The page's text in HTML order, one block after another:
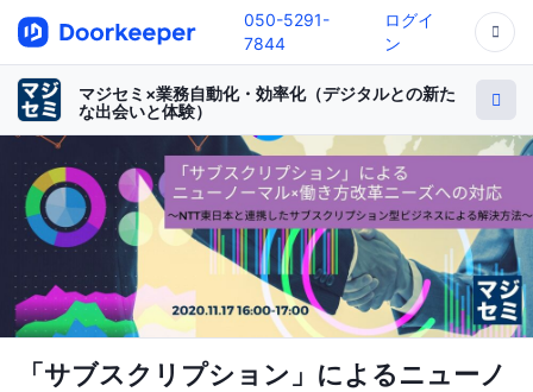
050-5291-
7844
ログイ
ン
マジセミ×業務自動化・効率化（デジタルとの新た
な出会いと体験）
「サブスクリプション」によるニューノ